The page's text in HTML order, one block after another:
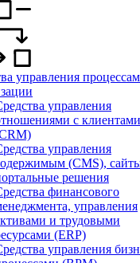
управления
управления
с клиентами
управления
(CMS),
решения
финансового
управления
и трудовыми
(ERP)
управления